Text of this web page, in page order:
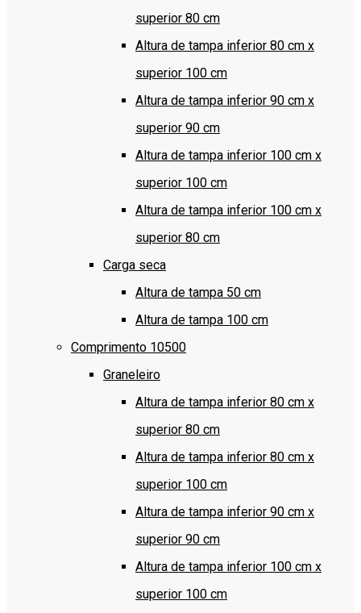
superior 80 cm
Altura de tampa inferior 80 cm x
superior 100 cm
Altura de tampa inferior 90 cm x
superior 90 cm
Altura de tampa inferior 100 cm x
superior 100 cm
Altura de tampa inferior 100 cm x
superior 80 cm
Carga seca
Altura de tampa 50 cm
Altura de tampa 100 cm
Comprimento 10500
Graneleiro
Altura de tampa inferior 80 cm x
superior 80 cm
Altura de tampa inferior 80 cm x
superior 100 cm
Altura de tampa inferior 90 cm x
superior 90 cm
Altura de tampa inferior 100 cm x
superior 100 cm